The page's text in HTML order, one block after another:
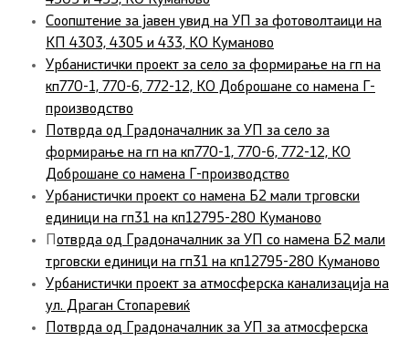
Соопштение за јавен увид на УП за фотоволтаици на
КП 4303, 4305 и 433, КО Куманово
Урбанистички проект за село за формирање на гп на
кп770-1, 770-6, 772-12, КО Доброшане со намена Г-
производство
Потврда од Градоначалник за УП за село за
формирање на гп на кп770-1, 770-6, 772-12, КО
Доброшане со намена Г-производство
Урбанистички проект со намена Б2 мали трговски
единици на гп31 на кп12795-280 Куманово
П отврда од Градоначалник за УП со намена Б2 мали
трговски единици на гп31 на кп12795-280 Куманово
Урбанистички проект за атмосферска канализација на
ул. Драган Стопаревиќ
Потврда од Градоначалник за УП за атмосферска